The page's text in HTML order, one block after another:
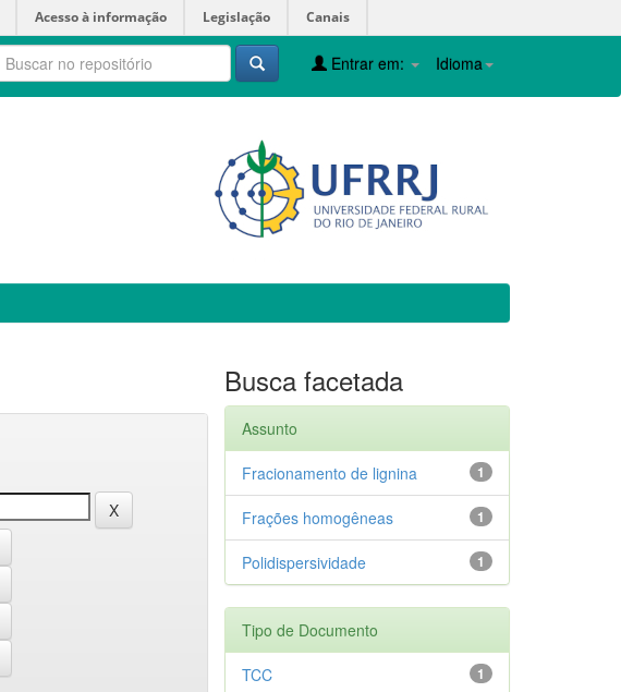
Acesso à informação Legislação Canais
Idioma
Entrar em:
Busca facetada
Assunto
1
Fracionamento de lignina
1
Frações homogêneas
1
Polidispersividade
Tipo de Documento
1
TCC